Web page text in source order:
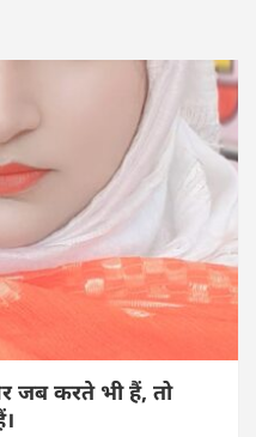
जब करते भी हैं, तो